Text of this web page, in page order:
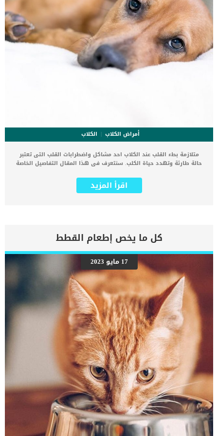
أمراض الكلاب
الكلاب
متلازمة بطء القلب عند الكلاب احد مشاكل واضطرابات القلب التى تعتبر
حالة طارئة وتهدد حياة الكلب. سنتعرف فى هذا المقال التفاصيل الخاصة
اسبابها. كما ان الكلاب تصاب بمتلازمة بطء القلب نتيجة بعض العوامل
الوراثية, وتشيع بين سلالات معينة دون الاخرى. تتنوع اعراض وعلامات هذه
اكثر الاعراض الشائعة المرتبطة بالاجهاد او بمشاكل الجهاز التنفسى ككل
ومن الصعب تحديد السبب الاساسى لها بسهولة. اقرأ ايضا: اسباب خلف
اضطراب كهربية القلب عند الكلاب اذا لاحظت ان قلب كلبك لا يعمل بشكله
الطبيعى فمن المرجح انه مصاب بهذه الحالة المرضية وتحتاج الى طلب
الاستشارة الطبية. كما انه من الممكن تعريف هذه الحالة بانها تشوهات
في الإيقاع النموذجي لضربات قلب الكلب الأكبر سنًا والبالغ. اعراض متلازمة
بطء القلب عند الكلاب غالبًا ما تكون الأعراض معممة ، ومع ذلك ، هناك عدد
قليل من الأعراض المحددة التي يجب الانتباه إليها مثل: الاغماء
المفاجئتوقف القلب لمدة 8 ثوانالخمولضربات قلب بطيئةعدم انتظام ضربات
القلب […]
اقرأ المزيد
كل ما يخص إطعام القطط
17 مايو 2023